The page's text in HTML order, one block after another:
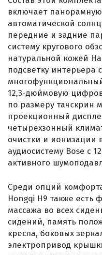
включает
автоматической
передние и задние
систему кругового
натуральной кожей
подсветку интерьера
12,3-дюймовую
по размеру тачскрин
проекционный
четырехзонный
очистки и ионизации
аудиосистему Bose с
активного
Среди опций
Hongqi H9 также есть
массажа во всех
сидений, память
кресла, боковых
электропривод